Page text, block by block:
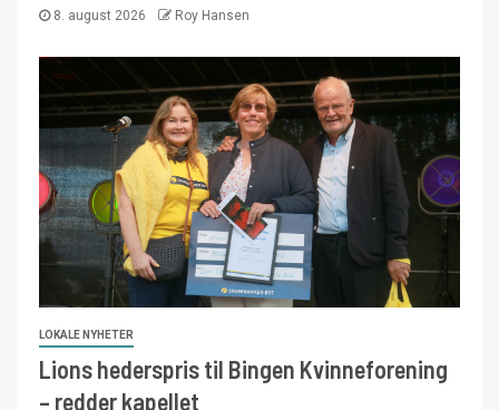
8. august 2026 Roy Hansen
LOKALE NYHETER
Lions hederspris til Bingen Kvinneforening
– redder kapellet